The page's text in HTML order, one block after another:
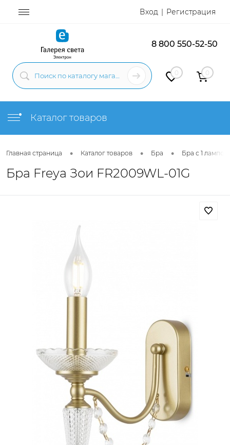
Вход Регистрация
8 800 550-52-50
0 0
Каталог товаров
Главная страница • Каталог товаров • Бра • Бра с 1 лампой
Бра Freya Зои FR2009WL-01G